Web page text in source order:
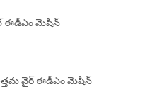
ఈడీఎం మెషిన్
వైర్ ఈడీఎం మెషిన్